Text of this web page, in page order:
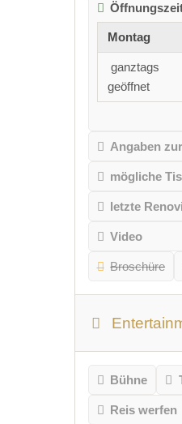
Montag
ganztags
geöffnet
Angaben
mögliche
letzte
Video
Broschüre
Bühne
Reis werfen